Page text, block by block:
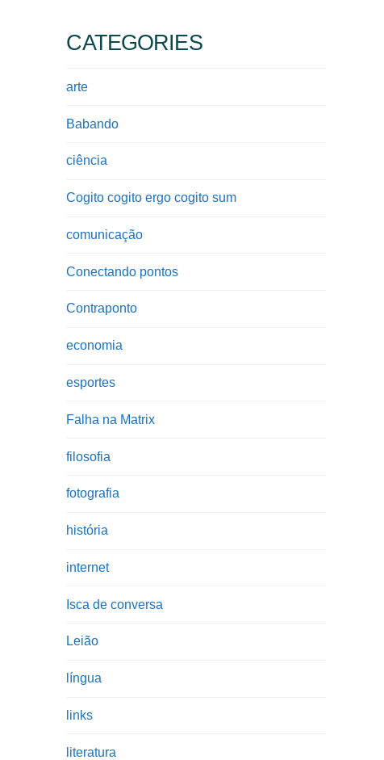
CATEGORIES
arte
Babando
ciência
Cogito cogito ergo cogito sum
comunicação
Conectando pontos
Contraponto
economia
esportes
Falha na Matrix
filosofia
fotografia
história
internet
Isca de conversa
Leião
língua
links
literatura